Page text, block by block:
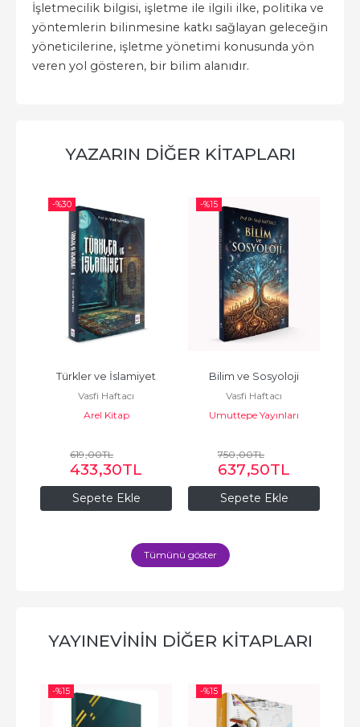
İşletmecilik bilgisi, işletme ile ilgili ilke, politika ve
yöntemlerin bilinmesine katkı sağlayan geleceğin
yöneticilerine, işletme yönetimi konusunda yön
veren yol gösteren, bir bilim alanıdır.
YAZARIN DIĞER KITAPLARI
-%30
Sepete Ekle
Türkler ve İslamiyet
Vasfi Haftacı
Arel Kitap
619,00TL
433,30TL
-%15
Sepete Ekle
Bilim ve Sosyoloji
Vasfi Haftacı
Umuttepe Yayınları
750,00TL
637,50TL
Tümünü göster
YAYINEVININ DIĞER KITAPLARI
-%15 -%15